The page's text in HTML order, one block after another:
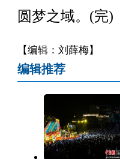
圆梦之域。(完)
【编辑：刘薛梅】
编辑推荐